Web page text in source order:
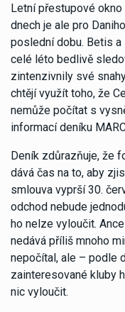
Letní přestupové
dnech je ale pro
poslední dobu. Betis
celé léto bedlivě
zintenzivnily své
chtějí využít toho, že
nemůže počítat s
informací deníku
Deník zdůrazňuje, že
dává čas na to, aby
smlouva vyprší 30.
odchod nebude
ho nelze vyloučit.
nedává příliš mnoho
nepočítal, ale – podle
zainteresované kluby
nic vyloučit.